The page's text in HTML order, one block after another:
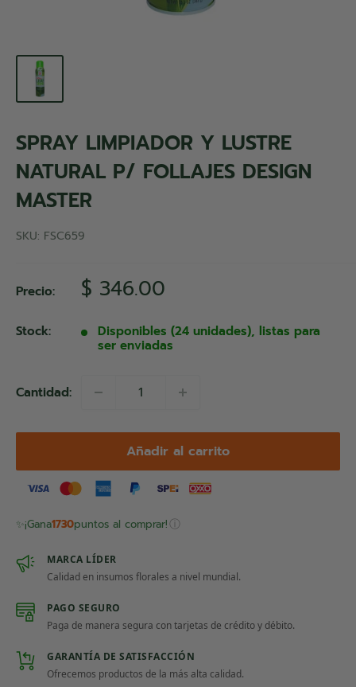
SPRAY LIMPIADOR Y LUSTRE
NATURAL P/ FOLLAJES DESIGN
MASTER
SKU: FSC659
Precio: Precio
de
venta
$ 346.00
Stock:
Disponibles (24 unidades), listas para
ser enviadas
Cantidad:
Añadir al carrito
✨¡Gana1730puntos al comprar! ⓘ
MARCA LÍDER
Calidad en insumos florales a nivel mundial.
PAGO SEGURO
Paga de manera segura con tarjetas de crédito y débito.
GARANTÍA DE SATISFACCIÓN
Ofrecemos productos de la más alta calidad.